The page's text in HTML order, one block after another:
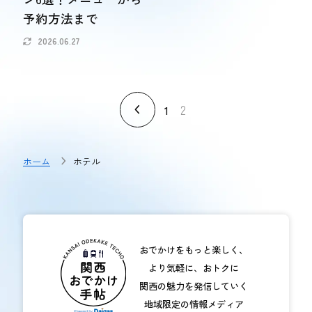
予約方法まで
2026.06.27
1 2
ホーム ホテル
おでかけをもっと楽しく、
より気軽に、おトクに
関西の魅力を発信していく
地域限定の情報メディア